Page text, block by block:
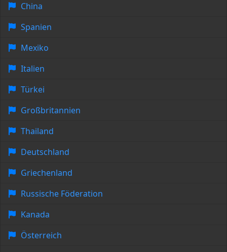
China
Spanien
Mexiko
Italien
Türkei
Großbritannien
Thailand
Deutschland
Griechenland
Russische Föderation
Kanada
Österreich